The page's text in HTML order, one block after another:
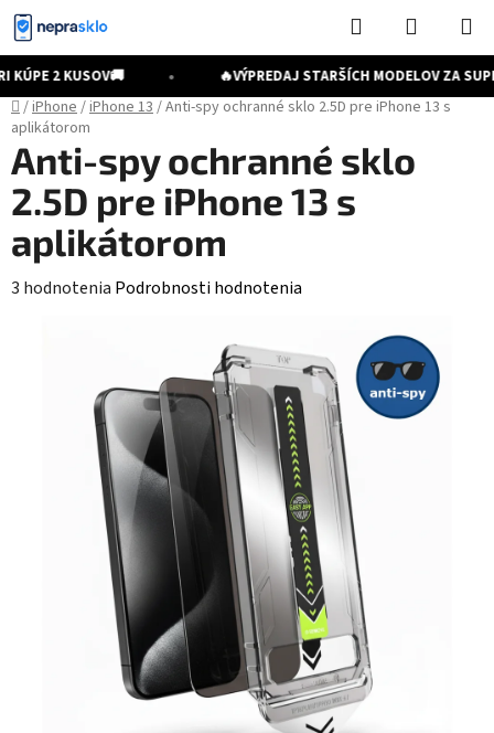
Prejsť
na
obsah
KÚPE 2 KUSOV🚚 🔥VÝPREDAJ STARŠÍCH MODELOV ZA
Hľadať
KOŠÍK
Domov
/iPhone/iPhone 13/Anti-spy ochranné sklo 2.5D pre iPhone 13 s
aplikátorom
Anti-spy ochranné sklo
2.5D pre iPhone 13 s
aplikátorom
Priemerné
3 hodnotenia Podrobnosti hodnotenia